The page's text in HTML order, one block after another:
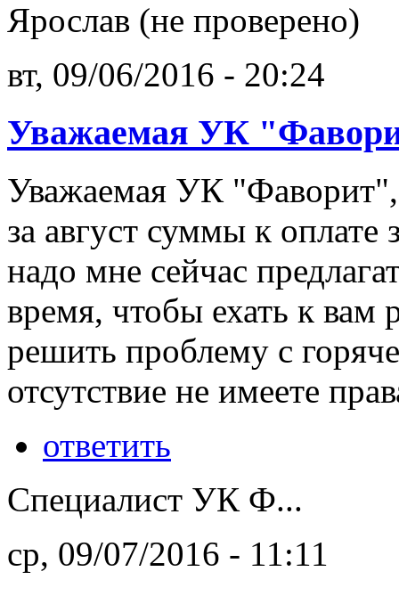
Ярослав (не проверено)
вт, 09/06/2016 - 20:24
Уважаемая УК
Уважаемая УК "Фаворит",
за август суммы к оплате
надо мне сейчас
время, чтобы ехать к вам
решить проблему с
отсутствие не имеете
ответить
Специалист УК Ф...
ср, 09/07/2016 - 11:11